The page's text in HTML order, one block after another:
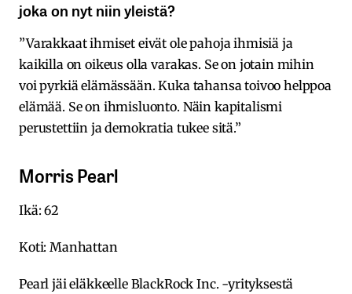
joka on nyt niin yleistä?
”Varakkaat ihmiset eivät ole pahoja ihmisiä ja
kaikilla on oikeus olla varakas. Se on jotain mihin
voi pyrkiä elämässään. Kuka tahansa toivoo helppoa
elämää. Se on ihmisluonto. Näin kapitalismi
perustettiin ja demokratia tukee sitä.”
Morris Pearl
Ikä: 62
Koti: Manhattan
Pearl jäi eläkkeelle BlackRock Inc. -yrityksestä